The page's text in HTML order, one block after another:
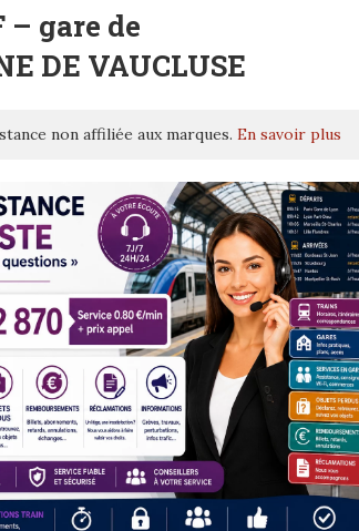
– gare de
DE VAUCLUSE
non affiliée aux marques. En savoir plus